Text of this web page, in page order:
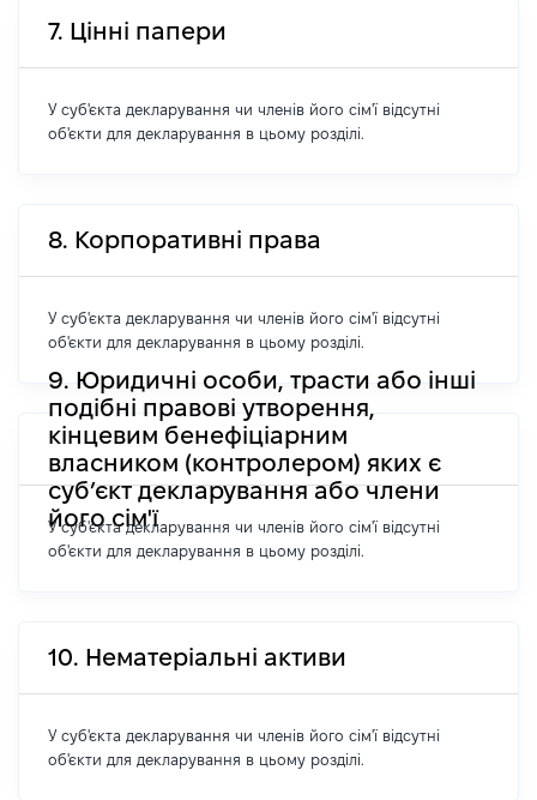
7. Цінні папери
У суб'єкта декларування чи членів його сім'ї відсутні
об'єкти для декларування в цьому розділі.
8. Корпоративні права
У суб'єкта декларування чи членів його сім'ї відсутні
об'єкти для декларування в цьому розділі.
9. Юридичні особи, трасти або інші
подібні правові утворення,
кінцевим бенефіціарним
власником (контролером) яких є
суб’єкт декларування або члени
його сім'ї
У суб'єкта декларування чи членів його сім'ї відсутні
об'єкти для декларування в цьому розділі.
10. Нематеріальні активи
У суб'єкта декларування чи членів його сім'ї відсутні
об'єкти для декларування в цьому розділі.